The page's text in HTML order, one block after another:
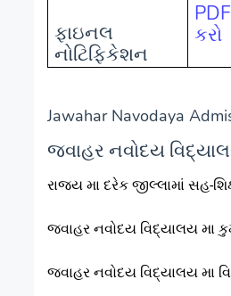
ફાઇનલ
નોટિફિકેશન
કરો
Jawahar Navodaya
જવાહર નવોદય
રાજ્ય મા દરેક જીલ્લામાં સહ-
જવાહર નવોદય વિદ્યાલય મા
જવાહર નવોદય વિદ્યાલય મા